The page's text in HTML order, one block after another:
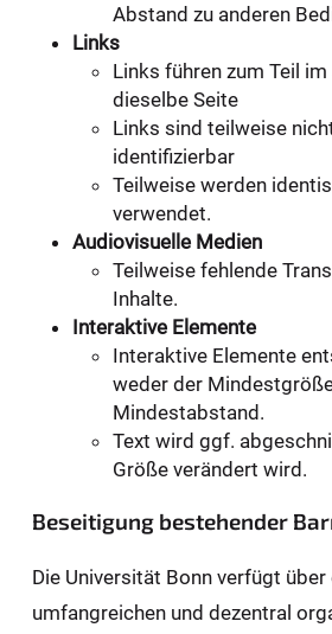
Abstand zu anderen
Links
Links führen zum Teil
dieselbe Seite
Links sind teilweise
identifizierbar
Teilweise werden
verwendet.
Audiovisuelle Medien
Teilweise fehlende
Inhalte.
Interaktive Elemente
Interaktive Elemente
weder der
Mindestabstand.
Text wird ggf.
Größe verändert wird.
Beseitigung bestehender
Die Universität Bonn verfügt über
umfangreichen und dezentral